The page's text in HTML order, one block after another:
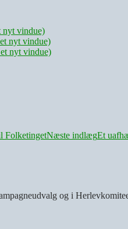
nyt vindue)
nyt vindue)
nyt vindue)
FolketingetNæste indlægEt
og i